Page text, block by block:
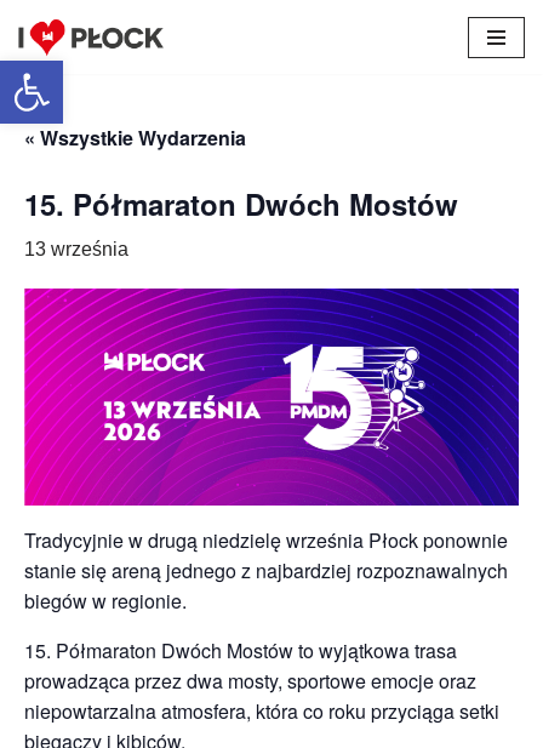
Otwórz pasek narzędzi
Przejdź
do
treści
« Wszystkie Wydarzenia
15. Półmaraton Dwóch Mostów
13 września
Tradycyjnie w drugą niedzielę września Płock ponownie
stanie się areną jednego z najbardziej rozpoznawalnych
biegów w regionie.
15. Półmaraton Dwóch Mostów to wyjątkowa trasa
prowadząca przez dwa mosty, sportowe emocje oraz
niepowtarzalna atmosfera, która co roku przyciąga setki
biegaczy i kibiców.